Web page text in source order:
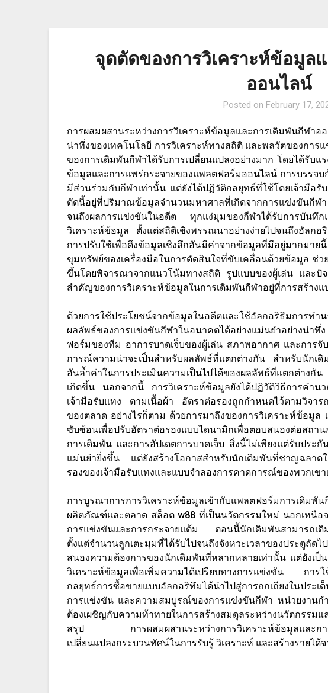
จุดตัดของการวิเคราะห์ข้อมูล
ออนไลน์
Posted on February 17,
การผสมผสานระหว่างการวิเคราะห์ข้อมูลและการเดิมพันกีฬาอ
น่าทึ่งของเทคโนโลยี การวิเคราะห์ทางสถิติ และพลวัตของกา
ของการเดิมพันกีฬาได้รับการเปลี่ยนแปลงอย่างมาก โดยได้รับ
ข้อมูลและการแพร่กระจายของแพลตฟอร์มออนไลน์ การบรรจ
มีส่วนร่วมกับกีฬาเท่านั้น แต่ยังได้ปฏิวัติกลยุทธ์ที่ใช้โดยเจ้ามือ
ตัดนี้อยู่ที่ปริมาณข้อมูลจำนวนมหาศาลที่เกิดจากการแข่งขัน
จนถึงผลการแข่งขันในอดีต ทุกแง่มุมของกีฬาได้รับการบันทึ
วิเคราะห์ข้อมูล ตั้งแต่สถิติเชิงพรรณนาอย่างง่ายไปจนถึงอัลกอ
การปรับใช้เพื่อดึงข้อมูลเชิงลึกอันมีค่าจากข้อมูลที่มีอยู่มากมา
ขุมทรัพย์ของเครื่องมือในการตัดสินใจที่ขับเคลื่อนด้วยข้อมูล ช่
ขึ้นโดยพิจารณาจากแนวโน้มทางสถิติ รูปแบบของผู้เล่น และปั
สำคัญของการวิเคราะห์ข้อมูลในการเดิมพันกีฬาอยู่ที่การสร้างแ
ด้วยการใช้ประโยชน์จากข้อมูลในอดีตและใช้อัลกอริธึมกา
ผลลัพธ์ของการแข่งขันกีฬาในอนาคตได้อย่างแม่นยำอย่างน่า
ฟอร์มของทีม อาการบาดเจ็บของผู้เล่น สภาพอากาศ และการ
การณ์ความน่าจะเป็นสำหรับผลลัพธ์ที่แตกต่างกัน สำหรับนักเ
อันล้ำค่าในการประเมินความเป็นไปได้ของผลลัพธ์ที่แตกต่างกัน
เกิดขึ้น นอกจากนี้ การวิเคราะห์ข้อมูลยังได้ปฏิวัติวิธีการคำน
เจ้ามือรับแทง ตามเนื้อผ้า อัตราต่อรองถูกกำหนดไว้ตามวิจา
ของตลาด อย่างไรก็ตาม ด้วยการมาถึงของการวิเคราะห์ข้อมู
ซับซ้อนเพื่อปรับอัตราต่อรองแบบไดนามิกเพื่อตอบสนองต่อสถา
การเดิมพัน และการอัปเดตการบาดเจ็บ สิ่งนี้ไม่เพียงแต่รับประ
แม่นยำยิ่งขึ้น แต่ยังสร้างโอกาสสำหรับนักเดิมพันที่ชาญฉลาดใ
รองของเจ้ามือรับแทงและแบบจำลองการคาดการณ์ของพวกเขา
การบูรณาการการวิเคราะห์ข้อมูลเข้ากับแพลตฟอร์มการเดิมพั
ผลิตภัณฑ์และตลาด สล็อต w88 ที่เป็นนวัตกรรมใหม่ นอกเหนือ
การแข่งขันและการกระจายแต้ม ตอนนี้นักเดิมพันสามารถเดิ
ตั้งแต่จำนวนลูกเตะมุมที่ได้รับไปจนถึงจังหวะเวลาของประตูถั
สนองความต้องการของนักเดิมพันที่หลากหลายเท่านั้น แต่ยังเป็
วิเคราะห์ข้อมูลเพื่อเพิ่มความได้เปรียบทางการแข่งขัน การใ
กลยุทธ์การซื้อขายแบบอัลกอริทึมได้นำไปสู่การถกเถียงในปร
การแข่งขัน และความสมบูรณ์ของการแข่งขันกีฬา หน่วยงานก
ต้องเผชิญกับความท้าทายในการสร้างสมดุลระหว่างนวัตกรรม
สรุป การผสมผสานระหว่างการวิเคราะห์ข้อมูลและการเ
เปลี่ยนแปลงกระบวนทัศน์ในการรับรู้ วิเคราะห์ และสร้างรายได้